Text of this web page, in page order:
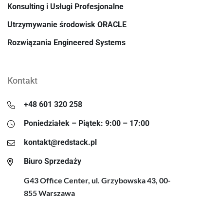
Konsulting i Usługi Profesjonalne
Utrzymywanie środowisk ORACLE
Rozwiązania Engineered Systems
Kontakt
+48 601 320 258
Poniedziałek – Piątek: 9:00 – 17:00
kontakt@redstack.pl
Biuro Sprzedaży
G43 Office Center, ul. Grzybowska 43, 00-
855 Warszawa